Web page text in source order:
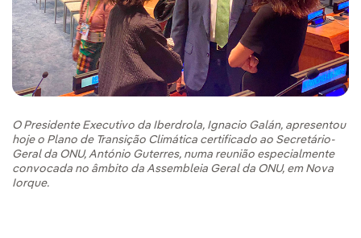
O Presidente Executivo da Iberdrola, Ignacio Galán, apresentou
hoje o Plano de Transição Climática certificado ao Secretário-
Geral da ONU, António Guterres, numa reunião especialmente
convocada no âmbito da Assembleia Geral da ONU, em Nova
Iorque.